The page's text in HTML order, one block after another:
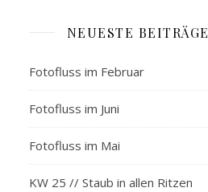
NEUESTE BEITRÄGE
Fotofluss im Februar
Fotofluss im Juni
Fotofluss im Mai
KW 25 // Staub in allen Ritzen